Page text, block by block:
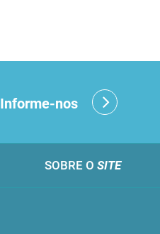
Informe-nos
SOBRE O SITE